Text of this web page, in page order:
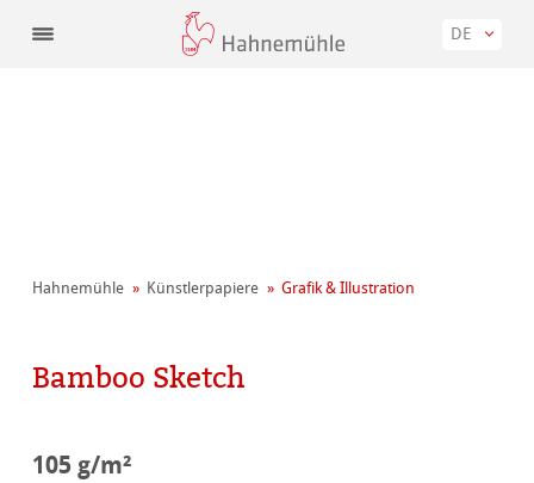
DE
Hahnemühle Künstler­papiere Grafik & Illustration
Bamboo Sketch
105 g/m²